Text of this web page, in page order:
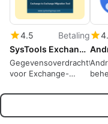
4.5
Betaling
SysTools Exchange to Exchange Migration Tool
Gegevensoverdrachttool
voor Exchange-
gebruikers, filter
voortgang in realtime